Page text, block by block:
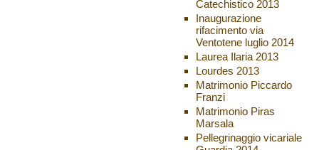
Catechistico 2013
Inaugurazione
rifacimento via
Ventotene luglio 2014
Laurea Ilaria 2013
Lourdes 2013
Matrimonio Piccardo
Franzi
Matrimonio Piras
Marsala
Pellegrinaggio vicariale